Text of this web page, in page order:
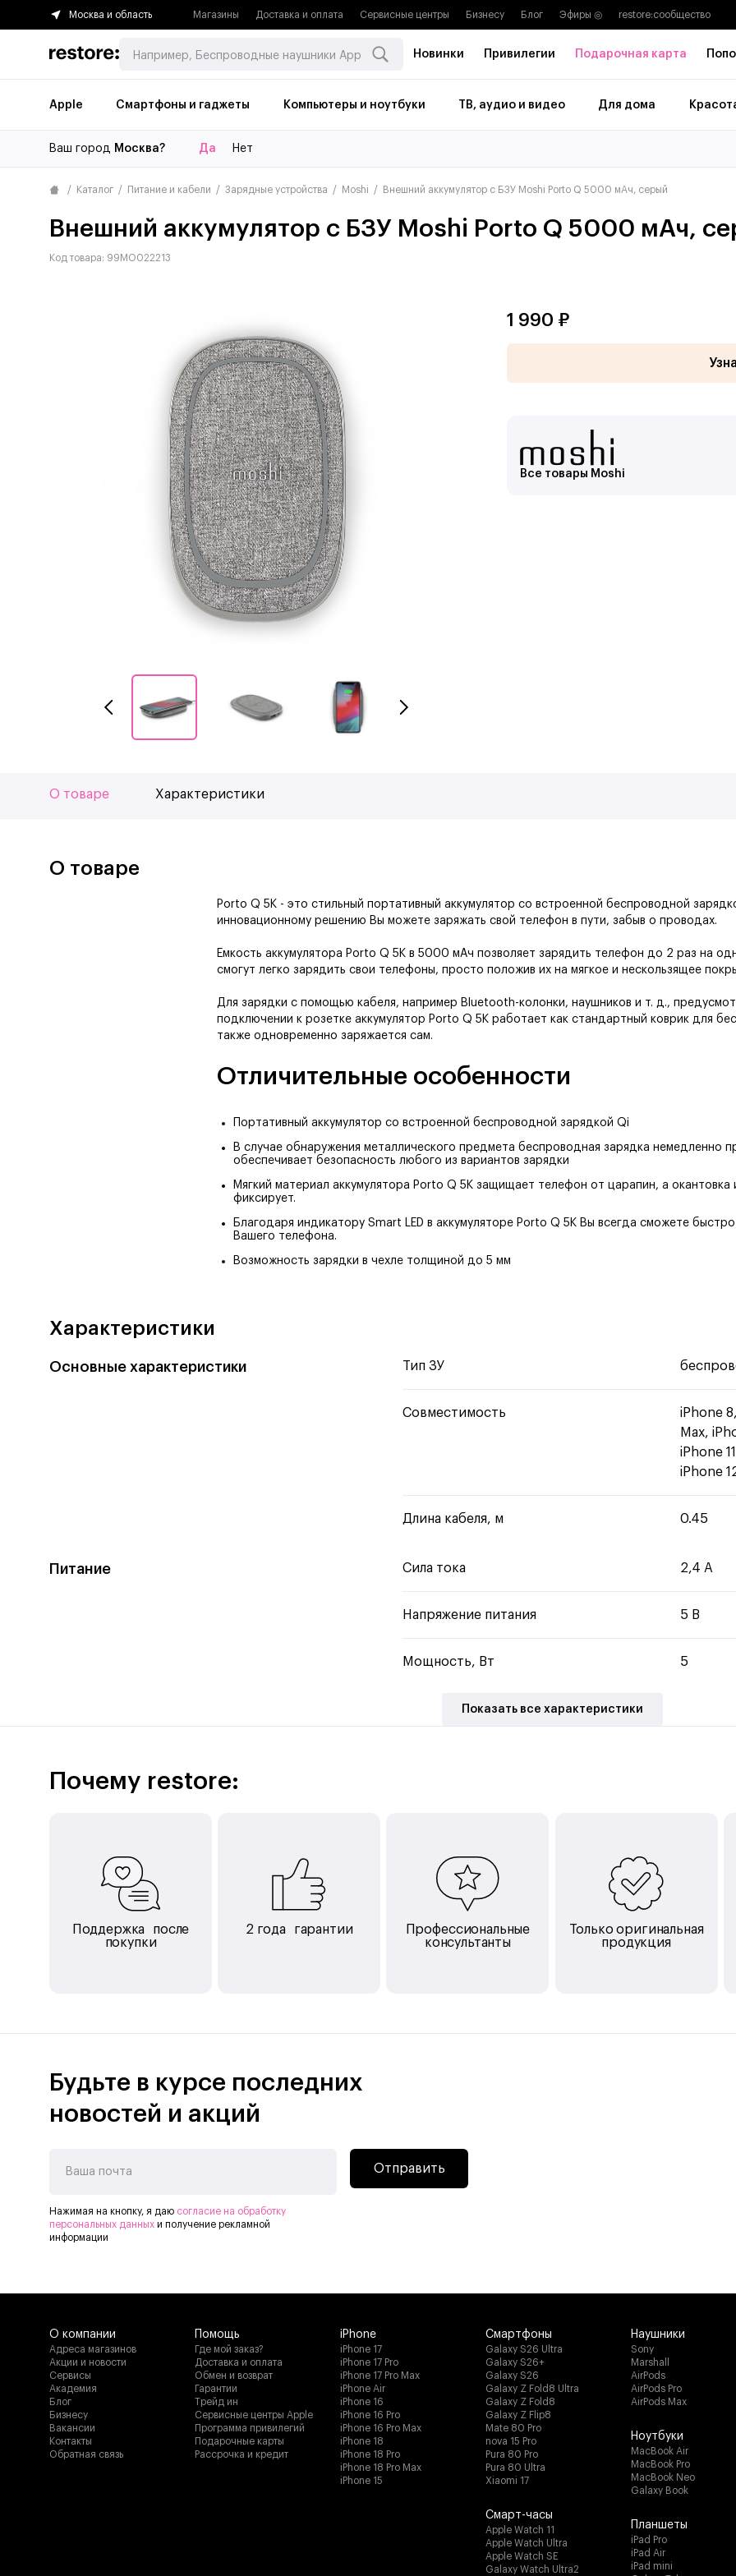
Москва и область Магазины Доставка и оплата Сервисные центры Бизнесу Блог Эфиры ◎ restore:cообщество
Новинки Привилегии Подарочная карта
Apple Смартфоны и гаджеты Компьютеры и ноутбуки ТВ, аудио и видео Для дома
Ваш город Москва? Да Нет
Каталог Питание и кабели Зарядные устройства Moshi Внешний аккумулятор с БЗУ Moshi Porto Q 5000 мАч, серый
Внешний аккумулятор с БЗУ Moshi Porto Q 5000 мАч,
Код товара: 99MO022213
1 990 ₽
Все товары Moshi
О товаре Характеристики
О товаре
Porto Q 5K - это стильный портативный аккумулятор со встроенной беспроводной
инновационному решению Вы можете заряжать свой телефон в пути, забыв о проводах.
Емкость аккумулятора Porto Q 5K в 5000 мАч позволяет зарядить телефон до 2 раз на
смогут легко зарядить свои телефоны, просто положив их на мягкое и нескользящее
Для зарядки с помощью кабеля, например Bluetooth-колонки, наушников и т. д.,
подключении к розетке аккумулятор Porto Q 5K работает как стандартный коврик для
также одновременно заряжается сам.
Отличительные особенности
Портативный аккумулятор со встроенной беспроводной зарядкой Qi
В случае обнаружения металлического предмета беспроводная зарядка немедленно
обеспечивает безопасность любого из вариантов зарядки
Мягкий материал аккумулятора Porto Q 5K защищает телефон от царапин, а окантовка
фиксирует.
Благодаря индикатору Smart LED в аккумуляторе Porto Q 5K Вы всегда сможете быстро
Вашего телефона.
Возможность зарядки в чехле толщиной до 5 мм
Характеристики
Основные характеристики Тип ЗУ
Совместимость
iPhone
Max,
iPhone
iPhone
Длина кабеля, м 0.45
Питание Сила тока 2,4 А
Напряжение питания 5 В
Мощность, Вт 5
Показать все характеристики
Почему restore:
Поддержка после
покупки
2 года гарантии
Профессиональные
консультанты
Только оригинальная
продукция
Будьте в курсе последних
новостей и акций
Ваша почта Отправить
Нажимая на кнопку, я даю согласие на обработку
персональных данных и получение рекламной
информации
О компании
Адреса магазинов
Акции и новости
Сервисы
Академия
Блог
Бизнесу
Вакансии
Контакты
Обратная связь
Помощь
Где мой заказ?
Доставка и оплата
Обмен и возврат
Гарантии
Трейд ин
Сервисные центры Apple
Программа привилегий
Подарочные карты
Рассрочка и кредит
iPhone
iPhone 17
iPhone 17 Pro
iPhone 17 Pro Max
iPhone Air
iPhone 16
iPhone 16 Pro
iPhone 16 Pro Max
iPhone 18
iPhone 18 Pro
iPhone 18 Pro Max
iPhone 15
Смартфоны
Galaxy S26 Ultra
Galaxy S26+
Galaxy S26
Galaxy Z Fold8 Ultra
Galaxy Z Fold8
Galaxy Z Flip8
Mate 80 Pro
nova 15 Pro
Pura 80 Pro
Pura 80 Ultra
Xiaomi 17
Смарт-часы
Apple Watch 11
Apple Watch Ultra
Apple Watch SE
Galaxy Watch Ultra2
Наушники
Sony
Marshall
AirPods
AirPods Pro
AirPods Max
Ноутбуки
MacBook Air
MacBook Pro
MacBook Neo
Galaxy Book
Планшеты
iPad Pro
iPad Air
iPad mini